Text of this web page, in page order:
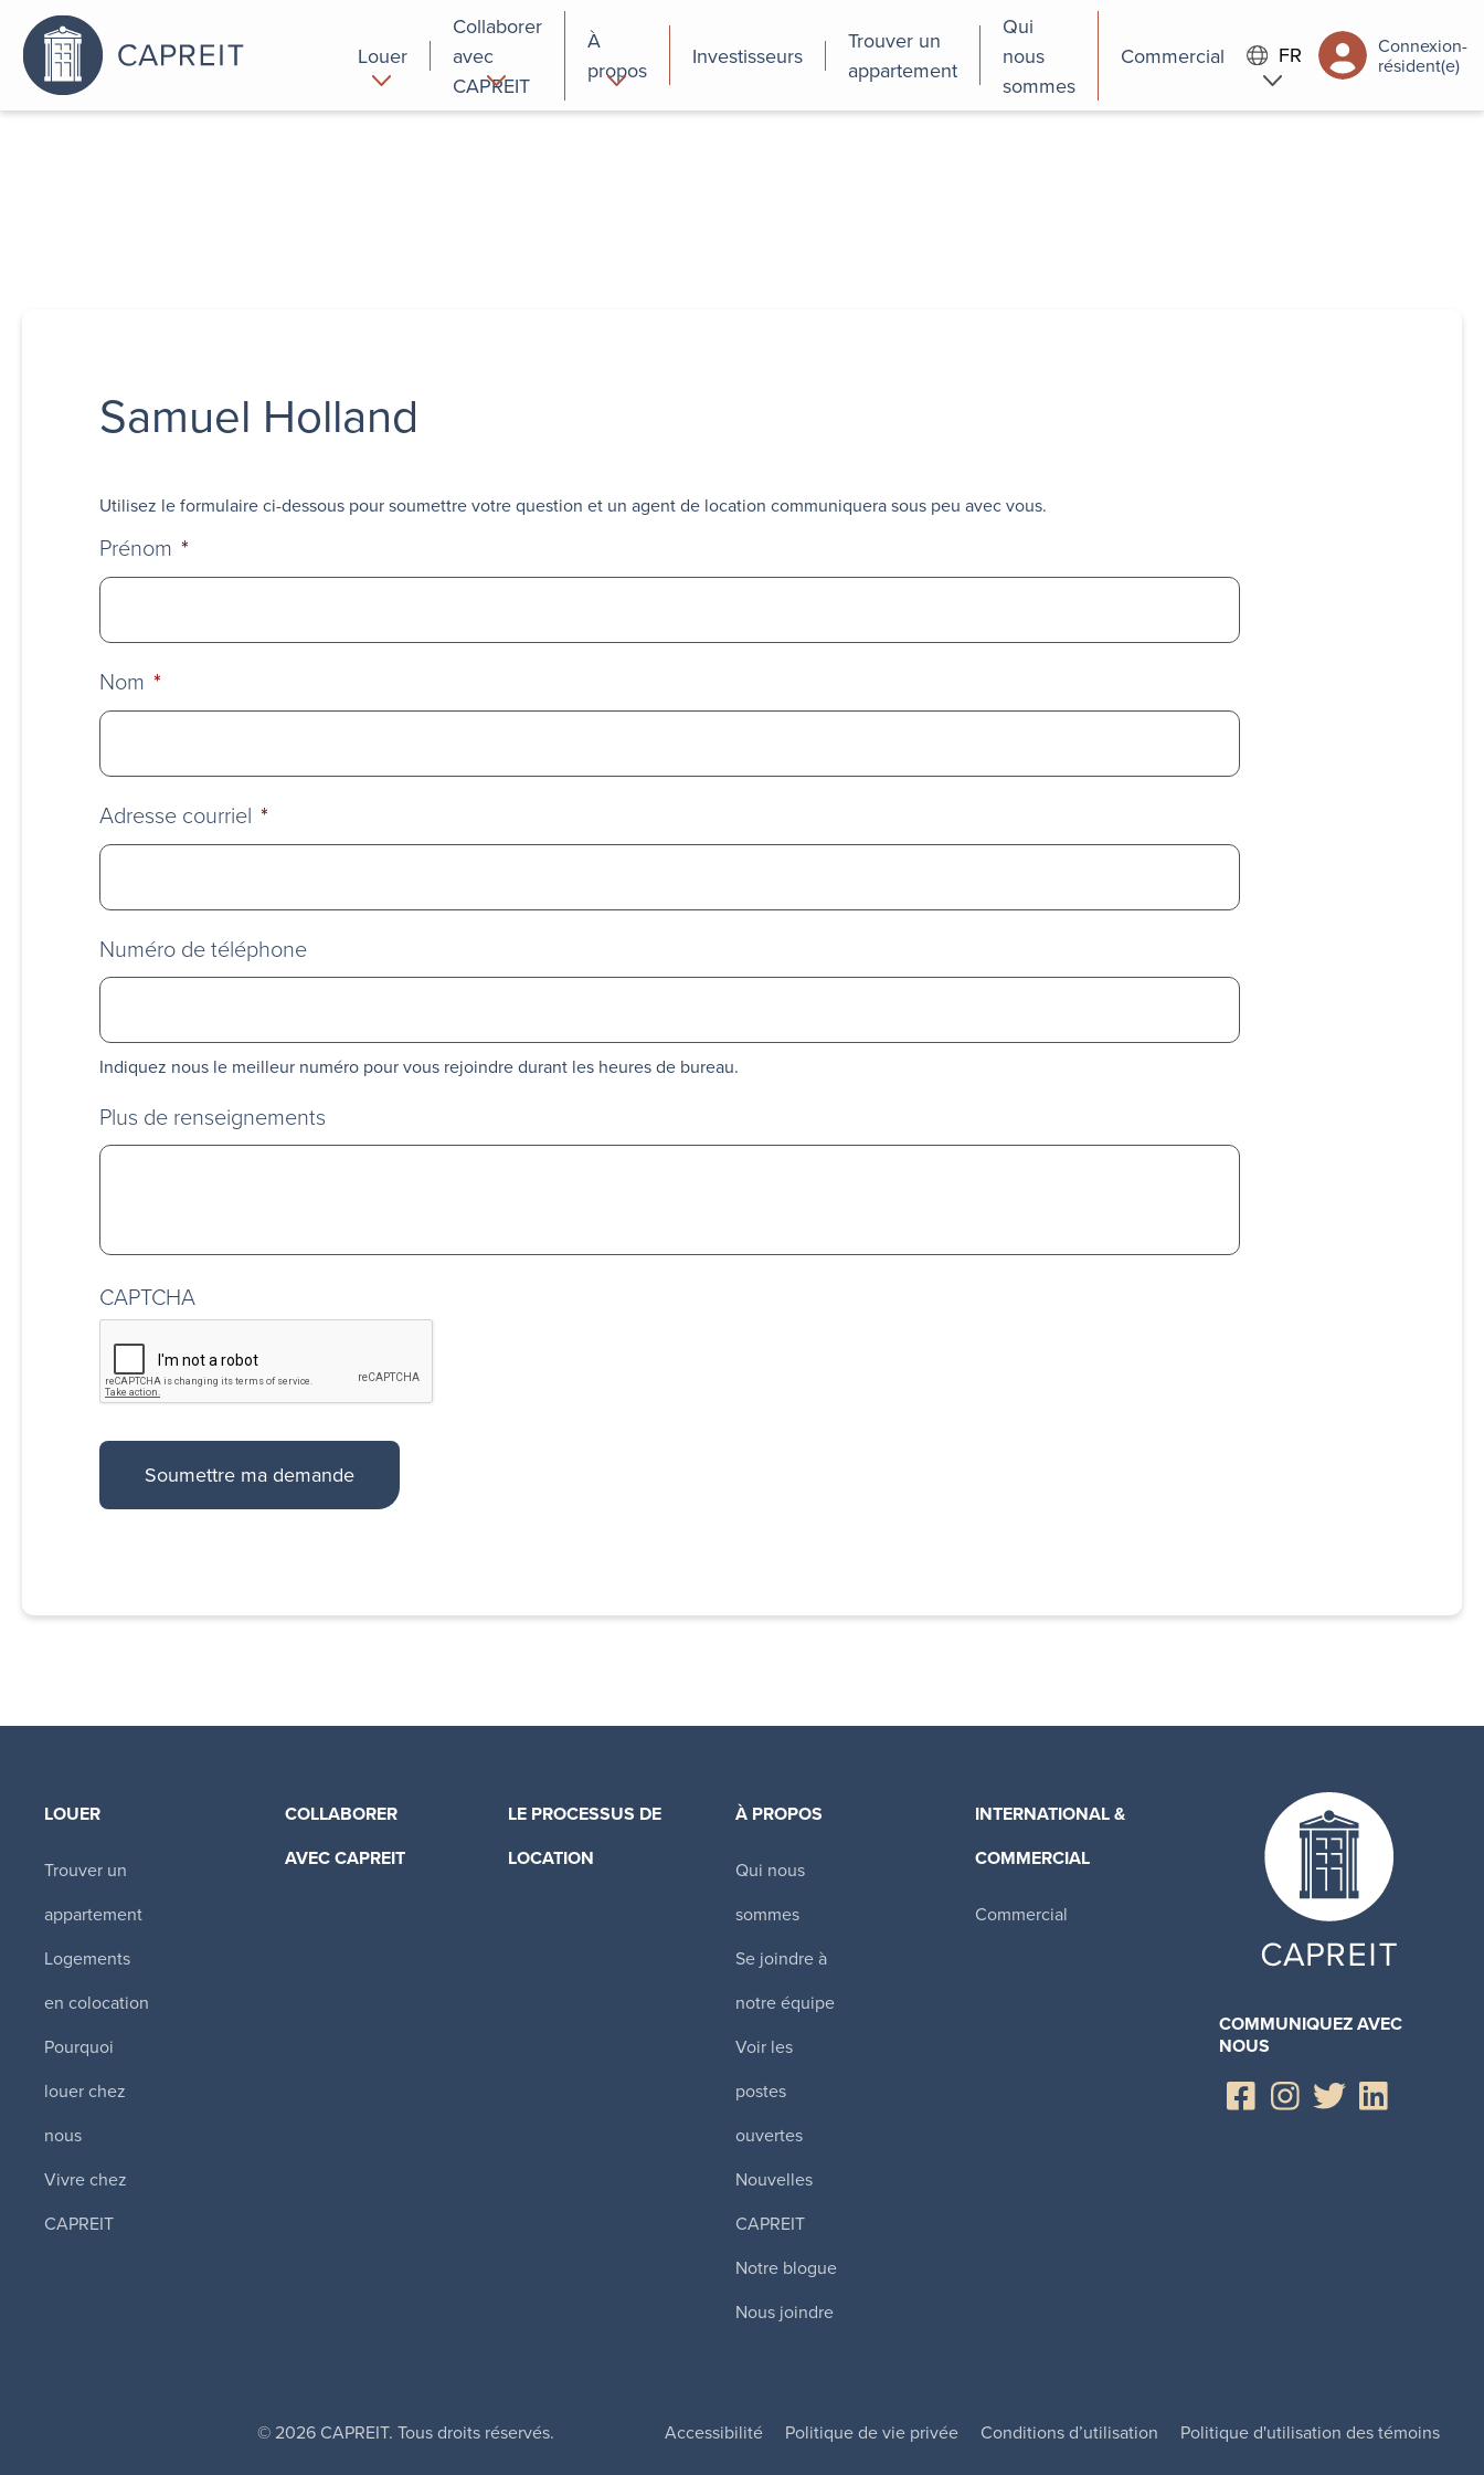
Louer
Collaborer
avec
CAPREIT
À
propos
Investisseurs
Trouver un
appartement
Qui
nous
sommes
Commercial FR
Connexion-
résident(e)
Samuel Holland
Utilisez le formulaire ci-dessous pour soumettre votre question et un agent de location communiquera sous peu avec vous.
Prénom *
Nom *
Adresse courriel *
Numéro de téléphone
Indiquez nous le meilleur numéro pour vous rejoindre durant les heures de bureau.
Plus de renseignements
CAPTCHA
LOUER
Trouver un
appartement
Logements
en colocation
Pourquoi
louer chez
nous
Vivre chez
CAPREIT
COLLABORER
AVEC CAPREIT​
LE PROCESSUS DE
LOCATION
À PROPOS
Qui nous
sommes
Se joindre à
notre équipe
Voir les
postes
ouvertes
Nouvelles
CAPREIT
Notre blogue
Nous joindre
INTERNATIONAL &
COMMERCIAL
Commercial
Canadian Apartment Properties REIT
COMMUNIQUEZ AVEC
NOUS
© 2026 CAPREIT. Tous droits réservés. Accessibilité Politique de vie privée Conditions d’utilisation Politique d'utilisation des témoins